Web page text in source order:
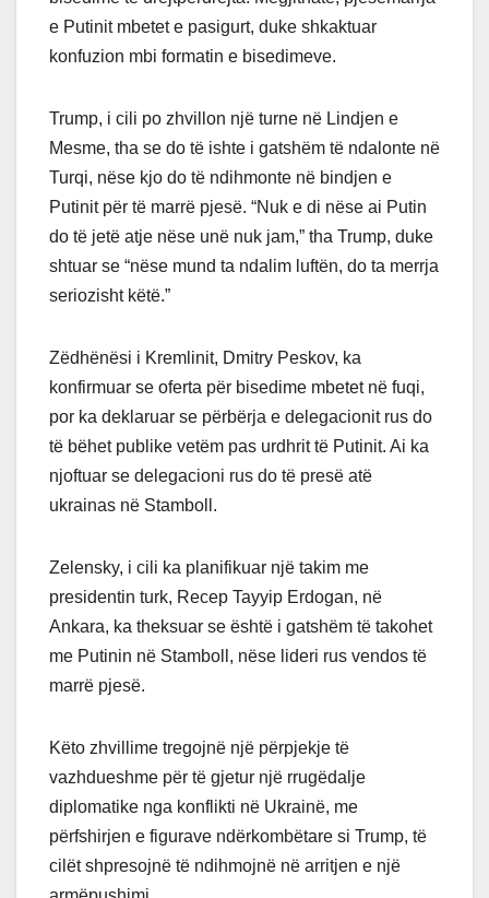
e Putinit mbetet e pasigurt, duke shkaktuar
konfuzion mbi formatin e bisedimeve.
Trump, i cili po zhvillon një turne në Lindjen e
Mesme, tha se do të ishte i gatshëm të ndalonte në
Turqi, nëse kjo do të ndihmonte në bindjen e
Putinit për të marrë pjesë. “Nuk e di nëse ai Putin
do të jetë atje nëse unë nuk jam,” tha Trump, duke
shtuar se “nëse mund ta ndalim luftën, do ta merrja
seriozisht këtë.”
Zëdhënësi i Kremlinit, Dmitry Peskov, ka
konfirmuar se oferta për bisedime mbetet në fuqi,
por ka deklaruar se përbërja e delegacionit rus do
të bëhet publike vetëm pas urdhrit të Putinit. Ai ka
njoftuar se delegacioni rus do të presë atë
ukrainas në Stamboll.
Zelensky, i cili ka planifikuar një takim me
presidentin turk, Recep Tayyip Erdogan, në
Ankara, ka theksuar se është i gatshëm të takohet
me Putinin në Stamboll, nëse lideri rus vendos të
marrë pjesë.
Këto zhvillime tregojnë një përpjekje të
vazhdueshme për të gjetur një rrugëdalje
diplomatike nga konflikti në Ukrainë, me
përfshirjen e figurave ndërkombëtare si Trump, të
cilët shpresojnë të ndihmojnë në arritjen e një